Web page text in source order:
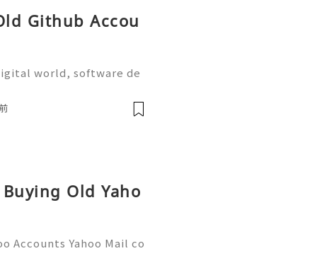
Github Accou
world, software de
most widely used plat
Old Yaho
Accounts Yahoo Mail co